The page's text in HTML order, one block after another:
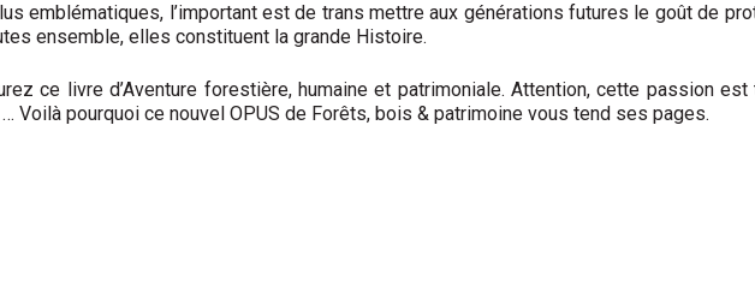
emblématiques, l’important est de trans­ mettre aux générations futures le goût de
ensemble, elles constituent la grande Histoire.
ce livre d’Aventure forestière, humaine et patrimoniale. Attention, cette passion
Voilà pourquoi ce nouvel OPUS de Forêts, bois & patrimoine vous tend ses pages.